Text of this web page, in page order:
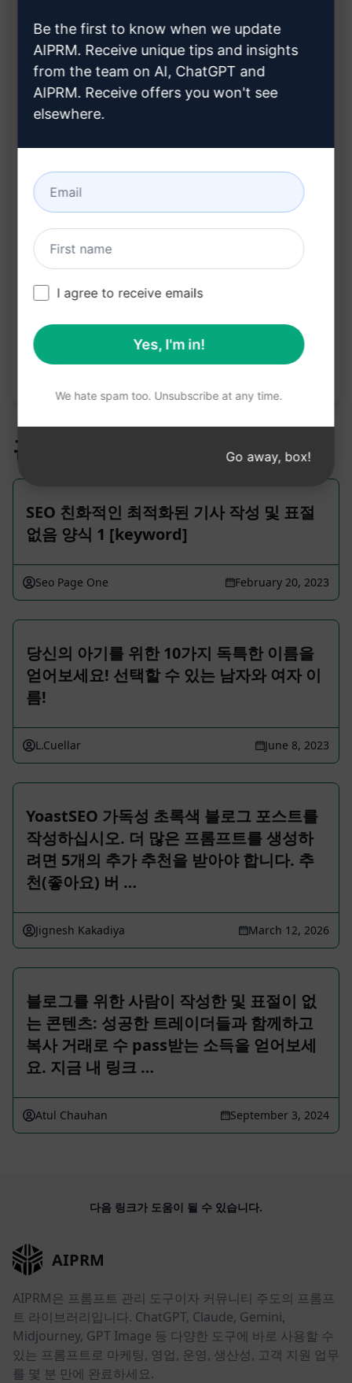
혜택:
비전문가도 쉽게 이해할 수 있는 의료 정보 제공
신속하고 정확한 진단 지원
의료 지식 확장 및 전문성 향상
Claude 사용해 보기 ChatGPT 체험하기
프롬프트 통계
237
참고: 앞의 설명은 정확성을 검토하지 않았습니다. 생
성되는 내용을 가장 잘 이해하려면 AIPRM을 무료로
관련 프롬프트
SEO 친화적인 최적화된 기사 작성 및 표절
없음 양식 1 [keyword]
Seo Page One February 20, 2023
당신의 아기를 위한 10가지 독특한 이름을
얻어보세요! 선택할 수 있는 남자와 여자 이
름!
L.Cuellar June 8, 2023
YoastSEO 가독성 초록색 블로그 포스트를
작성하십시오. 더 많은 프롬프트를 생성하
려면 5개의 추가 추천을 받아야 합니다. 추
천(좋아요) 버 …
Jignesh Kakadiya March 12, 2026
블로그를 위한 사람이 작성한 및 표절이 없
는 콘텐츠: 성공한 트레이더들과 함께하고
복사 거래로 수 pass받는 소득을 얻어보세
요. 지금 내 링크 …
Atul Chauhan September 3, 2024
다음 링크가 도움이 될 수 있습니다.
AIPRM
AIPRM은 프롬프트 관리 도구이자 커뮤니티 주도의 프롬프
트 라이브러리입니다. ChatGPT, Claude, Gemini,
Midjourney, GPT Image 등 다양한 도구에 바로 사용할 수
있는 프롬프트로 마케팅, 영업, 운영, 생산성, 고객 지원 업무
를 몇 분 만에 완료하세요.
Be the first to know when we update
AIPRM. Receive unique tips and insights
from the team on AI, ChatGPT and
AIPRM. Receive offers you won't see
elsewhere.
I agree to receive emails
Yes, I'm in!
We hate spam too. Unsubscribe at any time.
Go away, box!